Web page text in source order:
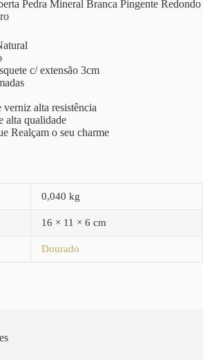
Pedra Mineral Branca Pingente Redondo
c/ extensão 3cm
alta resistência
alta qualidade
Realçam o seu charme
0,040 kg
16 × 11 × 6 cm
Dourado